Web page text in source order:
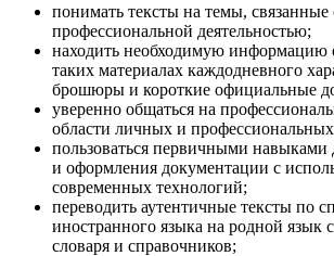
понимать тексты на темы, связанные
профессиональной деятельностью;
находить необходимую информацию
таких материалах каждодневного
брошюры и короткие официальные
уверенно общаться на
области личных и
пользоваться первичными навыками
и оформления документации с
современных технологий;
переводить аутентичные тексты по
иностранного языка на родной язык
словаря и справочников;